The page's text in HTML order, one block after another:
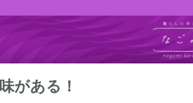
がある！